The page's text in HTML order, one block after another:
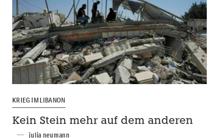
KRIEG IM LIBANON
Kein Stein mehr auf dem anderen
julia neumann